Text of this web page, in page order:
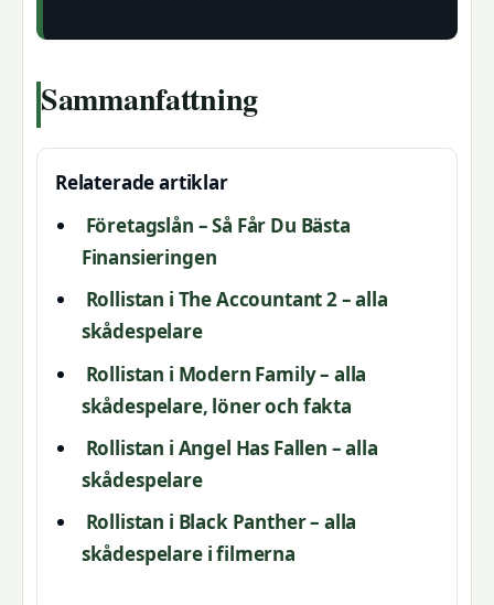
Sammanfattning
Relaterade artiklar
Företagslån – Så Får Du Bästa
Finansieringen
Rollistan i The Accountant 2 – alla
skådespelare
Rollistan i Modern Family – alla
skådespelare, löner och fakta
Rollistan i Angel Has Fallen – alla
skådespelare
Rollistan i Black Panther – alla
skådespelare i filmerna